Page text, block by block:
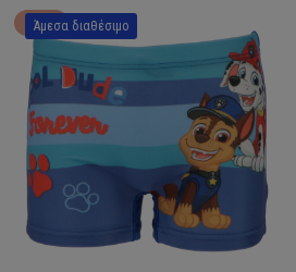
Άμεσα διαθέσιμο
HOT